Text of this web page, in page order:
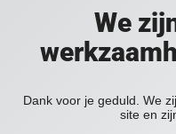
We
Dank voor je geduld. We
site en